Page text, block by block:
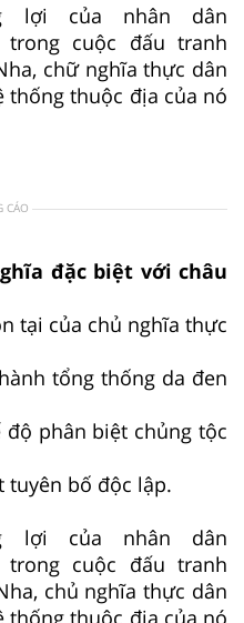
lợi của nhân dân
trong cuộc đấu tranh
chữ nghĩa thực dân
thống thuộc địa của nó
CÁO
đặc biệt với châu
tại của chủ nghĩa thực
tổng thống da đen
phân biệt chủng tộc
tuyên bố độc lập.
lợi của nhân dân
trong cuộc đấu tranh
chủ nghĩa thực dân
thống thuộc địa của nó